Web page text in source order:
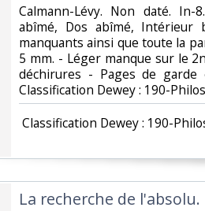
‎Calmann-Lévy. Non daté.
abîmé, Dos abîmé,
manquants ainsi que toute la
5 mm. - Léger manque sur le
déchirures - Pages de
Classification Dewey : 190-
Classification Dewey : 190-
‎La recherche de l'absolu.‎